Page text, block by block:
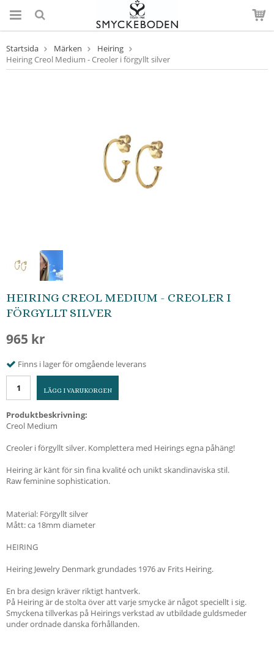
Startsida Märken
Heiring
Heiring Creol Medium - Creoler i förgyllt silver
HEIRING CREOL MEDIUM - CREOLER I
FÖRGYLLT SILVER
965 kr
Finns i lager för omgående leverans
LÄGG I VARUKORGEN
Produktbeskrivning:
Creol Medium
Creoler i förgyllt silver. Komplettera med Heirings egna påhäng!
Heiring är känt för sin fina kvalité och unikt skandinaviska stil.
Raw feminine sophistication.
Material: Förgyllt silver
Mått: ca 18mm diameter
HEIRING
Heiring Jewelry Denmark grundades 1976 av Frits Heiring.
En bra design kräver riktigt hantverk.
På Heiring är de stolta över att varje smycke är något speciellt i sig.
Smyckena tillverkas på Heirings verkstad av utbildade guldsmeder
under ordnade danska förhållanden.